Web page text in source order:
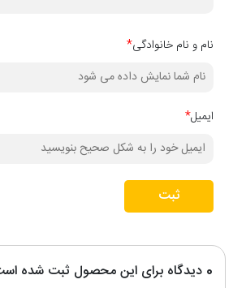
0 دیدگاه برای این محصول ثبت شده است
نام و نام خانوادگی*
ایمیل*
ثبت